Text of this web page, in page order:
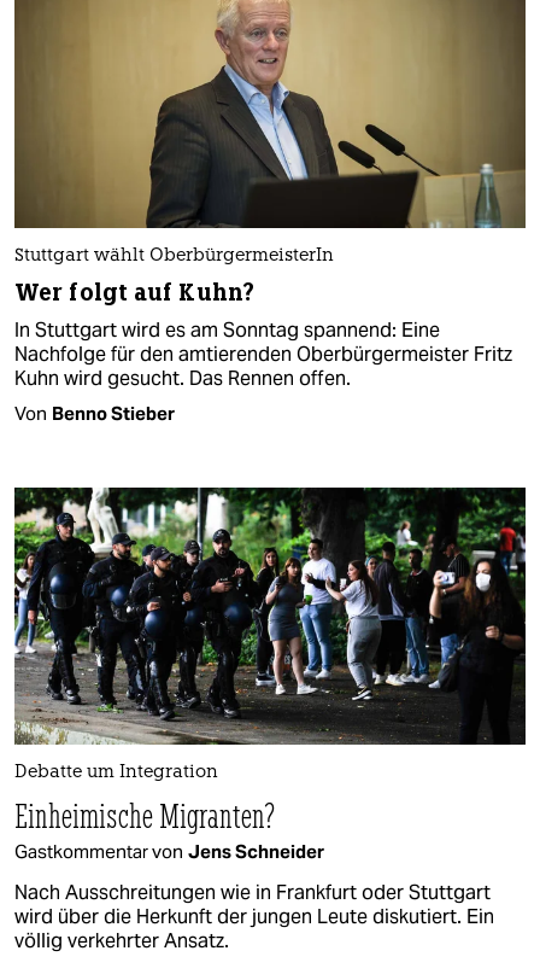
Stuttgart wählt OberbürgermeisterIn
Wer folgt auf Kuhn?
In Stuttgart wird es am Sonntag spannend: Eine
Nachfolge für den amtierenden Oberbürgermeister Fritz
Kuhn wird gesucht. Das Rennen offen.
Von Benno Stieber
Debatte um Integration
Einheimische Migranten?
Gastkommentar von Jens Schneider
Nach Ausschreitungen wie in Frankfurt oder Stuttgart
wird über die Herkunft der jungen Leute diskutiert. Ein
völlig verkehrter Ansatz.